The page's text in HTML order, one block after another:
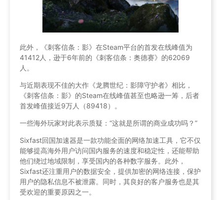
此外，《刺客信条：影》在Steam平台的首发在线峰值为
41412人，逊于6年前的《刺客信条：奥德赛》的62069
人。
与近期表现不佳的大作《龙腾世纪：影障守护者》相比，
《刺客信条：影》的Steam在线峰值甚至也略逊一筹，后者
首发峰值接近9万人（89418）。
一些海外玩家对此表示质疑：“这就是所谓的商业成功吗？”
Sixfast回国加速器是一款功能全面的网络加速工具，它不仅
能够提高海外用户访问国内服务的速度和稳定性，还能帮助
他们绕过地域限制，享受国内的各种数字服务。此外，
Sixfast还注重用户的数据安全，提供加密的网络连接，保护
用户的隐私信息不被泄露。同时，其良好的客户服务也是其
受欢迎的重要原因之一。